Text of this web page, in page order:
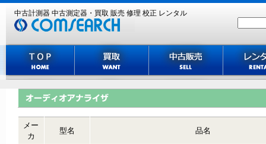
中古計測器 中古測定器・買取 販売 修理 校正 レンタル
主な買取機種
メー
カ
型名 品名